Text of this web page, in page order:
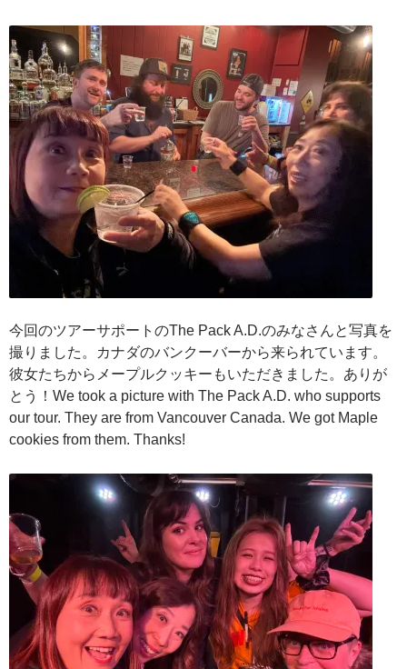
今回のツアーサポートのThe Pack A.D.のみなさんと写真を
撮りました。カナダのバンクーバーから来られています。
彼女たちからメープルクッキーもいただきました。ありが
とう！We took a picture with The Pack A.D. who supports
our tour. They are from Vancouver Canada. We got Maple
cookies from them. Thanks!